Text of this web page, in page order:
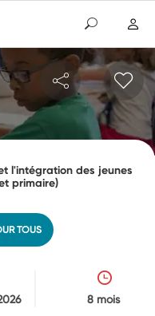
l'intégration des jeunes
primaire)
TOUS
8 mois